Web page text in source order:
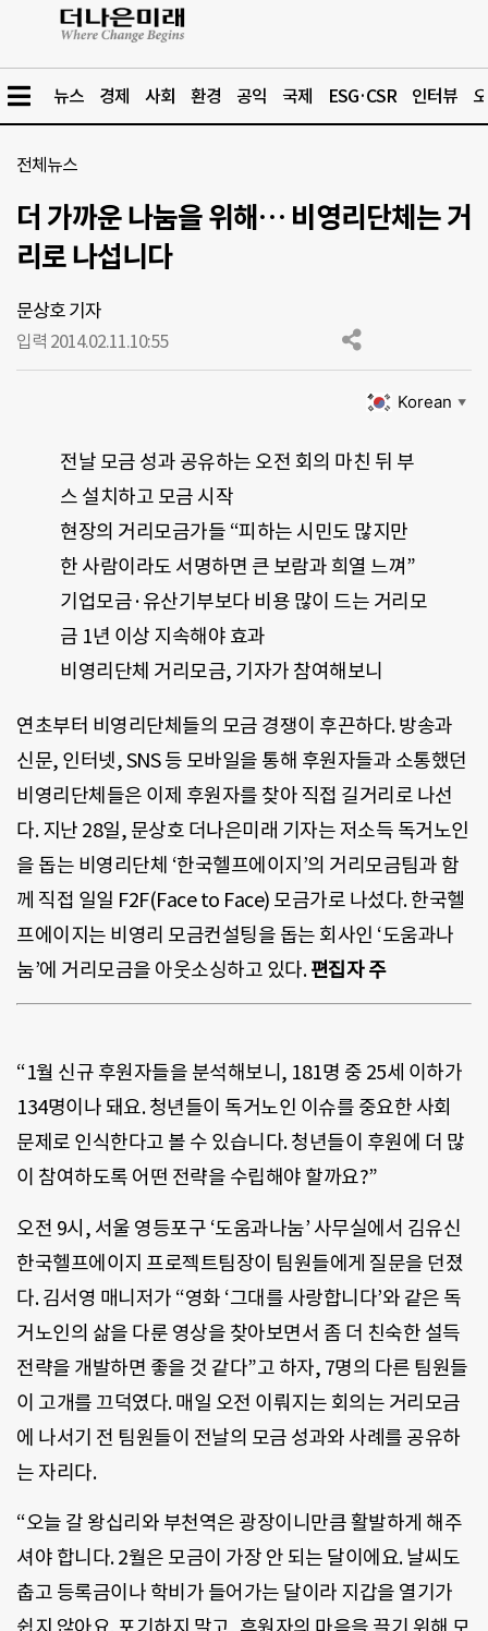
뉴스 경제 사회 환경 공익 국제 ESG·CSR 인터뷰
전체뉴스
더 가까운 나눔을 위해… 비영리단체는 거
리로 나섭니다
문상호 기자
입력 2014.02.11.10:55
Korean ▼
전날 모금 성과 공유하는 오전 회의 마친 뒤 부
스 설치하고 모금 시작
현장의 거리모금가들 “피하는 시민도 많지만
한 사람이라도 서명하면 큰 보람과 희열 느껴”
기업모금·유산기부보다 비용 많이 드는 거리모
금 1년 이상 지속해야 효과
비영리단체 거리모금, 기자가 참여해보니
연초부터 비영리단체들의 모금 경쟁이 후끈하다. 방송과
신문, 인터넷, SNS 등 모바일을 통해 후원자들과 소통했던
비영리단체들은 이제 후원자를 찾아 직접 길거리로 나선
다. 지난 28일, 문상호 더나은미래 기자는 저소득 독거노인
을 돕는 비영리단체 ‘한국헬프에이지’의 거리모금팀과 함
께 직접 일일 F2F(Face to Face) 모금가로 나섰다. 한국헬
프에이지는 비영리 모금컨설팅을 돕는 회사인 ‘도움과나
눔’에 거리모금을 아웃소싱하고 있다.편집자 주
“1월 신규 후원자들을 분석해보니, 181명 중 25세 이하가
134명이나 돼요. 청년들이 독거노인 이슈를 중요한 사회
문제로 인식한다고 볼 수 있습니다. 청년들이 후원에 더 많
이 참여하도록 어떤 전략을 수립해야 할까요?”
오전 9시, 서울 영등포구 ‘도움과나눔’ 사무실에서 김유신
한국헬프에이지 프로젝트팀장이 팀원들에게 질문을 던졌
다. 김서영 매니저가 “영화 ‘그대를 사랑합니다’와 같은 독
거노인의 삶을 다룬 영상을 찾아보면서 좀 더 친숙한 설득
전략을 개발하면 좋을 것 같다”고 하자, 7명의 다른 팀원들
이 고개를 끄덕였다. 매일 오전 이뤄지는 회의는 거리모금
에 나서기 전 팀원들이 전날의 모금 성과와 사례를 공유하
는 자리다.
“오늘 갈 왕십리와 부천역은 광장이니만큼 활발하게 해주
셔야 합니다. 2월은 모금이 가장 안 되는 달이에요. 날씨도
춥고 등록금이나 학비가 들어가는 달이라 지갑을 열기가